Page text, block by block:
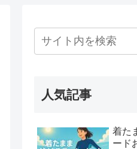
人気記事
着た
ード